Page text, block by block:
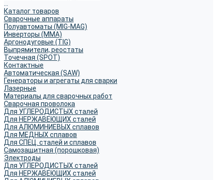
Каталог товаров
Сварочные аппараты
Полуавтоматы (MIG-MAG)
Инверторы (MMA)
Аргонодуговые (TIG)
Выпрямители, реостаты
Точечная (SPOT)
Контактные
Автоматическая (SAW)
Генераторы и агрегаты для сварки
Лазерные
Материалы для сварочных работ
Сварочная проволока
Для УГЛЕРОДИСТЫХ сталей
Для НЕРЖАВЕЮЩИХ сталей
Для АЛЮМИНИЕВЫХ сплавов
Для МЕДНЫХ сплавов
Для СПЕЦ. сталей и сплавов
Самозащитная (порошковая)
Электроды
Для УГЛЕРОДИСТЫХ сталей
Для НЕРЖАВЕЮЩИХ сталей